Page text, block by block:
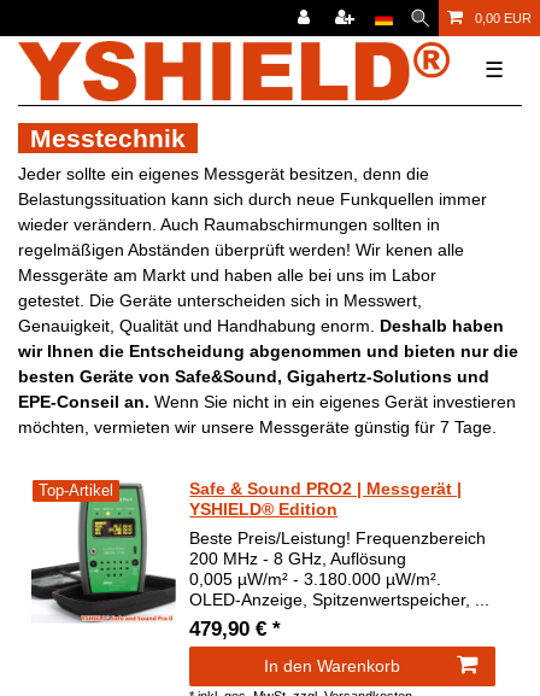
0,00 EUR
☰
Messtechnik
Jeder sollte ein eigenes Messgerät besitzen, denn die
Belastungssituation kann sich durch neue Funkquellen immer
wieder verändern. Auch Raumabschirmungen sollten in
regelmäßigen Abständen überprüft werden! Wir kenen alle
Messgeräte am Markt und haben alle bei uns im Labor
getestet. Die Geräte unterscheiden sich in Messwert,
Genauigkeit, Qualität und Handhabung enorm. Deshalb haben
wir Ihnen die Entscheidung abgenommen und bieten nur die
besten Geräte von Safe&Sound, Gigahertz-Solutions und
EPE-Conseil an. Wenn Sie nicht in ein eigenes Gerät investieren
möchten, vermieten wir unsere Messgeräte günstig für 7 Tage.
Top-Artikel
Safe & Sound PRO2 | Messgerät |
YSHIELD® Edition
Beste Preis/Leistung! Frequenzbereich
200 MHz - 8 GHz, Auflösung
0,005 µW/m² - 3.180.000 µW/m².
OLED-Anzeige, Spitzenwertspeicher, ...
479,90 € *
In den Warenkorb